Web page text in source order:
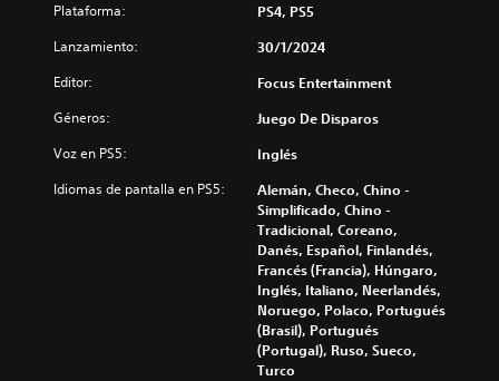
Plataforma: PS4, PS5
Lanzamiento: 30/1/2024
Editor: Focus Entertainment
Géneros: Juego De Disparos
Voz en PS5: Inglés
Idiomas de pantalla en PS5:
Alemán, Checo, Chino -
Simplificado, Chino -
Tradicional, Coreano,
Danés, Español, Finlandés,
Francés (Francia), Húngaro,
Inglés, Italiano, Neerlandés,
Noruego, Polaco, Portugués
(Brasil), Portugués
(Portugal), Ruso, Sueco,
Turco